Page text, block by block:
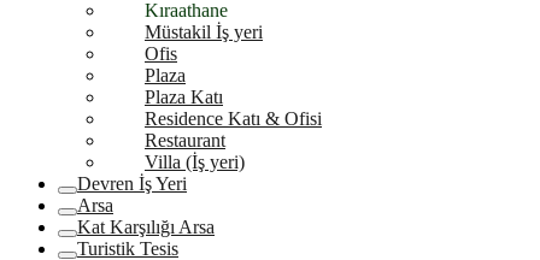
Kıraathane
Müstakil İş yeri
Ofis
Plaza
Plaza Katı
Residence Katı & Ofisi
Restaurant
Villa (İş yeri)
Devren İş Yeri
Arsa
Kat Karşılığı Arsa
Turistik Tesis